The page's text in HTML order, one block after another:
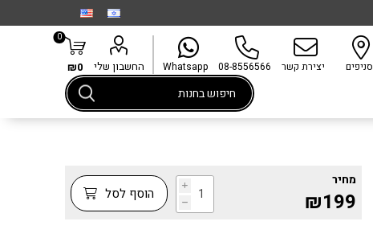
סניפים יצירת קשר 08-8556566
Whatsapp החשבון שלי
0
₪0
מחיר
₪199
i
h הוסף לסל